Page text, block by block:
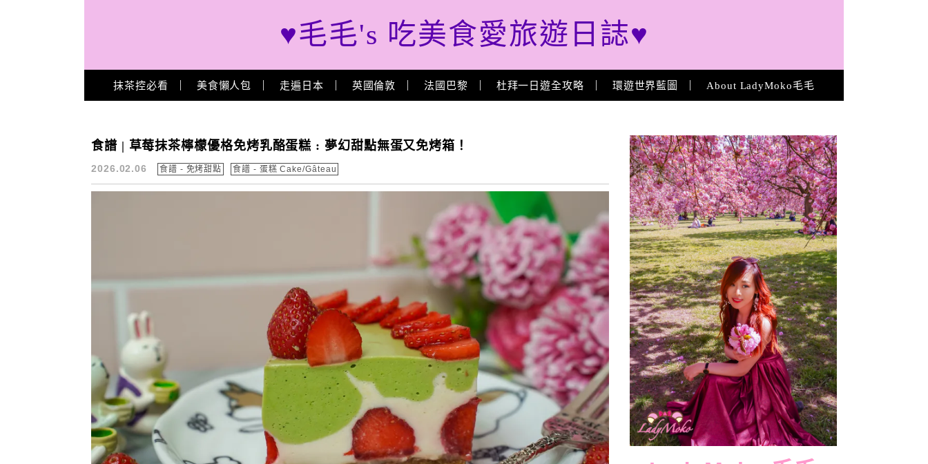
♥毛毛's 吃美食愛旅遊日誌♥
Main Menu
抹茶控必看 美食懶人包 走遍日本 英國倫敦 法國巴黎 杜拜一日遊全攻略 環遊世界藍圖 About LadyMoko毛毛
草莓甜點
食譜 | 草莓抹茶檸檬優格免烤乳酪蛋糕 : 夢幻甜點無蛋又免烤箱！
2026.02.06 食譜 - 免烤甜點 食譜 - 蛋糕 Cake/Gâteau About